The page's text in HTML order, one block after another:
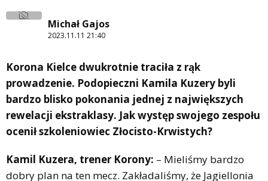
Michał Gajos
2023.11.11 21:40
Korona Kielce dwukrotnie traciła z rąk
prowadzenie. Podopieczni Kamila Kuzery byli
bardzo blisko pokonania jednej z największych
rewelacji ekstraklasy. Jak występ swojego zespołu
ocenił szkoleniowiec Złocisto-Krwistych?
Kamil Kuzera, trener Korony: – Mieliśmy bardzo
dobry plan na ten mecz. Zakładaliśmy, że Jagiellonia